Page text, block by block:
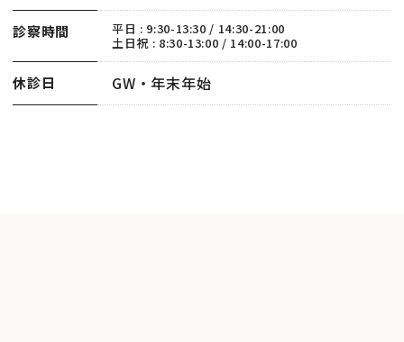
診察時間
平日 : 9:30-13:30 / 14:30-21:00
土日祝 : 8:30-13:00 / 14:00-17:00
休診日 GW・年末年始